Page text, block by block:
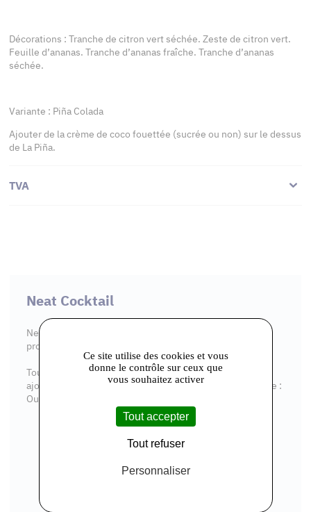
Décorations : Tranche de citron vert séchée. Zeste de citron vert.
Feuille d’ananas. Tranche d’ananas fraîche. Tranche d’ananas
séchée.
Variante : Piña Colada
Ajouter de la crème de coco fouettée (sucrée ou non) sur le dessus
de La Piña.
TVA
Neat Cocktail
Neat Cocktail est une marque artisanale française
proposant des cocktails premium prêts à boire.
Tous nos cocktails sont prêts à être déguster sans aucun
ajout nécessaire. Les seules actions que vous avez à faire :
Ouvrez. Versez. Dégustez.
Ce site utilise des cookies et vous
donne le contrôle sur ceux que
vous souhaitez activer
Tout accepter
Tout refuser
Personnaliser